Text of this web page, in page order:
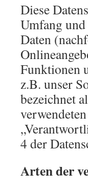
Diese
Umfang
Daten
Funktionen
z.B. unser
bezeichnet
4 der
Arten der